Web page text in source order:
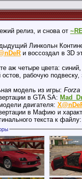
релиз, и снова от
Линкольн
и воссоздал в 3D
аж четыре цвета:
остов, рабочую
модель из игры: Forza
в GTA SA:
двигателя:
в Мафию и
текста к